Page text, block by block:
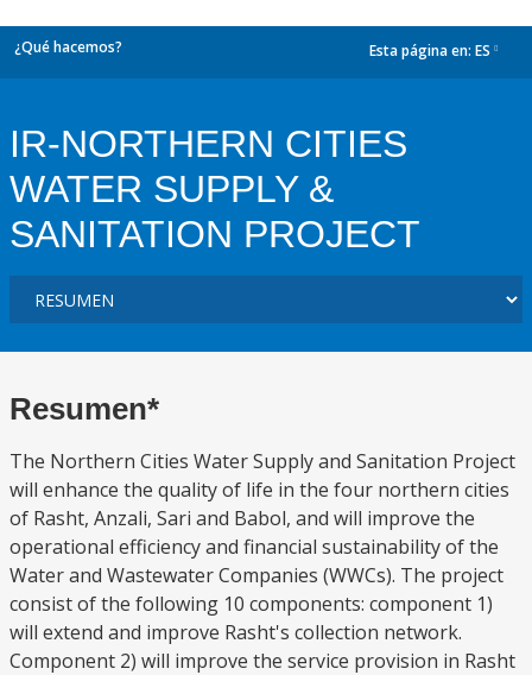
¿Qué hacemos? Esta página en: ES
IR-NORTHERN CITIES
WATER SUPPLY &
SANITATION PROJECT
Resumen*
The Northern Cities Water Supply and Sanitation Project
will enhance the quality of life in the four northern cities
of Rasht, Anzali, Sari and Babol, and will improve the
operational efficiency and financial sustainability of the
Water and Wastewater Companies (WWCs). The project
consist of the following 10 components: component 1)
will extend and improve Rasht's collection network.
Component 2) will improve the service provision in Rasht